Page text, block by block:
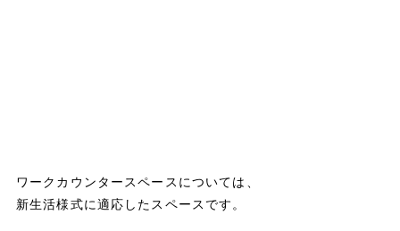
ワークカウンタースペースについては、
新生活様式に適応したスペースです。